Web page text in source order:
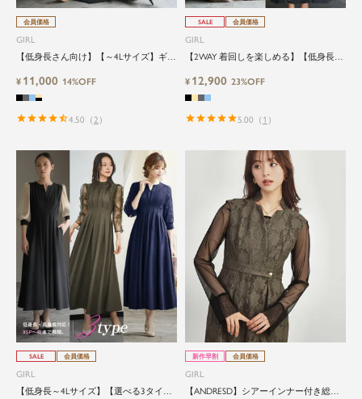
会員価格
GIRL
【低身長さん向け】【～4Lサイズ】ギャ
ピースドレス
¥ 11,000 14%OFF
4.50 （2 ）
SALE 会員価格
GIRL
【2WAY 着回しを楽しめる】【低身長さ
&マーメイドキャミワンピースセットロ
ング結婚式ワンピース
¥ 12,900 23%OFF
5.00 （ 1 ）
SALE 会員価格
GIRL
【低身長～4Lサイズ】【選べる3タイ
新作早割 会員価格
GIRL
【ANDRESD】シアーインナー付き総レ